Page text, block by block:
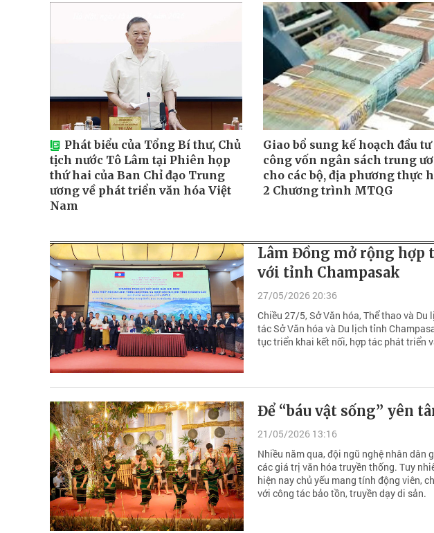
Phát biểu của Tổng Bí thư, Chủ
tịch nước Tô Lâm tại Phiên họp
thứ hai của Ban Chỉ đạo Trung
ương về phát triển văn hóa Việt
Nam
Giao bổ sung kế hoạch đầu tư
công vốn ngân sách trung
cho các bộ, địa phương thực
2 Chương trình MTQG
Lâm Đồng mở rộng hợp
với tỉnh Champasak
27/05/2026 20:36
Chiều 27/5, Sở Văn hóa, Thể thao và
tác Sở Văn hóa và Du lịch tỉnh
tục triển khai kết nối, hợp tác phát triển
Để “báu vật sống” yên
21/05/2026 13:16
Nhiều năm qua, đội ngũ nghệ nhân
các giá trị văn hóa truyền thống. Tuy
hiện nay chủ yếu mang tính động viên,
với công tác bảo tồn, truyền dạy di sản.